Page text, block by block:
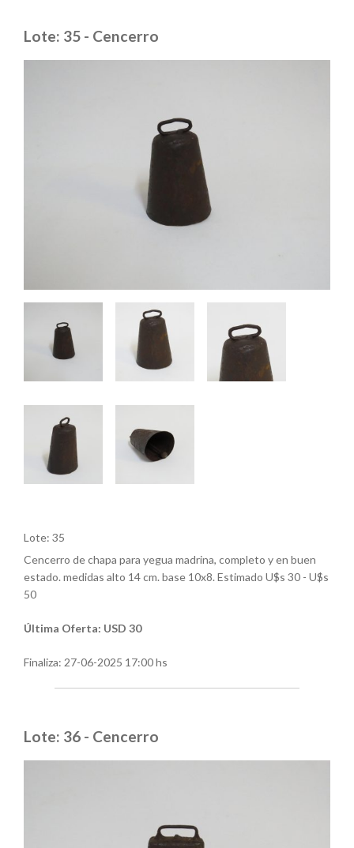
Lote: 35 - Cencerro
Lote: 35
Cencerro de chapa para yegua madrina, completo y en buen
estado. medidas alto 14 cm. base 10x8. Estimado U$s 30 - U$s
50
Última Oferta: USD 30
Finaliza: 27-06-2025 17:00 hs
Lote: 36 - Cencerro